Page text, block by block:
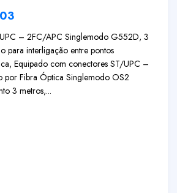
– 2FC/APC Singlemodo G552D, 3
para interligação entre pontos
Equipado com conectores ST/UPC –
por Fibra Óptica Singlemodo OS2
3 metros,...